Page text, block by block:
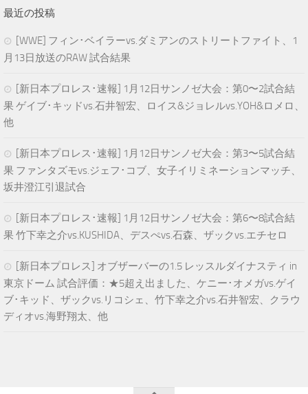
最近の投稿
[WWE] フィン･ベイラーvs.ダミアンのストリートファイト、1
月13日放送のRAW 試合結果
[新日本プロレス･速報] 1月12日サンノゼ大会：第0〜2試合結
果 ゲイブ･キッドvs.石井智宏、ロイス&ジョレルvs.YOH&ロメロ、
他
[新日本プロレス･速報] 1月12日サンノゼ大会：第3〜5試合結
果 ファンタズモvs.ジェフ･コブ、女子イリミネーションマッチ、
坂井澄江引退試合
[新日本プロレス･速報] 1月12日サンノゼ大会：第6〜8試合結
果 竹下幸之介vs.KUSHIDA、デスぺvs.石森、ザックvs.エチセロ
[新日本プロレス] オブザーバーの1.5 レッスルダイナスティ in
東京ドーム 試合評価：★5超え出ました、ケニー･オメガvs.ゲイ
ブ･キッド、ザックvs.リコシェ、竹下幸之介vs.石井智宏、クラウ
ディオvs.海野翔太、他